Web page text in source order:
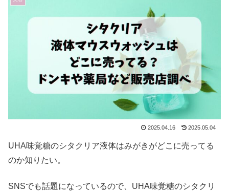
2025.04.16 2025.05.04
UHA味覚糖のシタクリア液体はみがきがどこに売ってる
のか知りたい。
SNSでも話題になっているので、UHA味覚糖のシタクリ